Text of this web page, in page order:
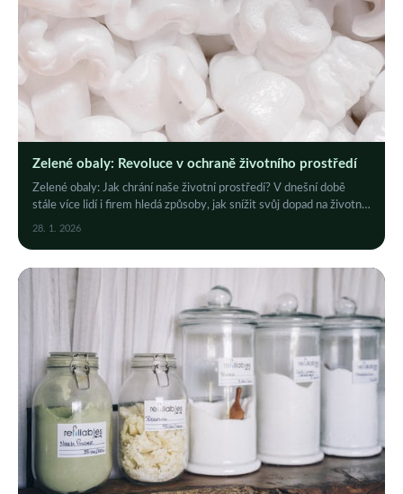
Zelené obaly: Revoluce v ochraně životního prostředí
Zelené obaly: Jak chrání naše životní prostředí? V dnešní době
stále více lidí i firem hledá způsoby, jak snížit svůj dopad na životní
prostředí.
28. 1. 2026